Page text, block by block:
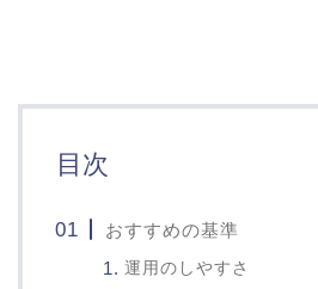
目次
おすすめの基準
運用のしやすさ